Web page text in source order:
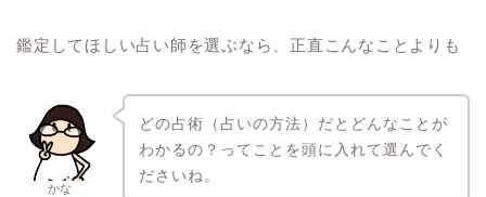
鑑定してほしい占い師を選ぶなら、正直こんなことよりも
かな
どの占術（占いの方法）だとどんなことが
わかるの？ってことを頭に入れて選んでく
ださいね。